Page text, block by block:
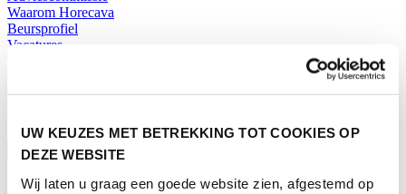
UW KEUZES MET BETREKKING TOT COOKIES OP
DEZE WEBSITE
Wij laten u graag een goede website zien, afgestemd op
Waarom Horecava
Beursprofiel
Vacatures
TICKETS HORECAVA